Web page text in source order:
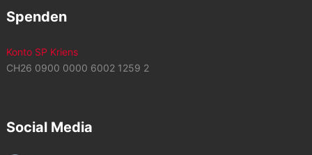
Spenden
Konto SP Kriens
CH26 0900 0000 6002 1259 2
Social Media